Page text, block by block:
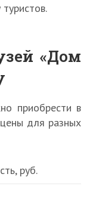
«Дом
приобрести в
для разных
руб.